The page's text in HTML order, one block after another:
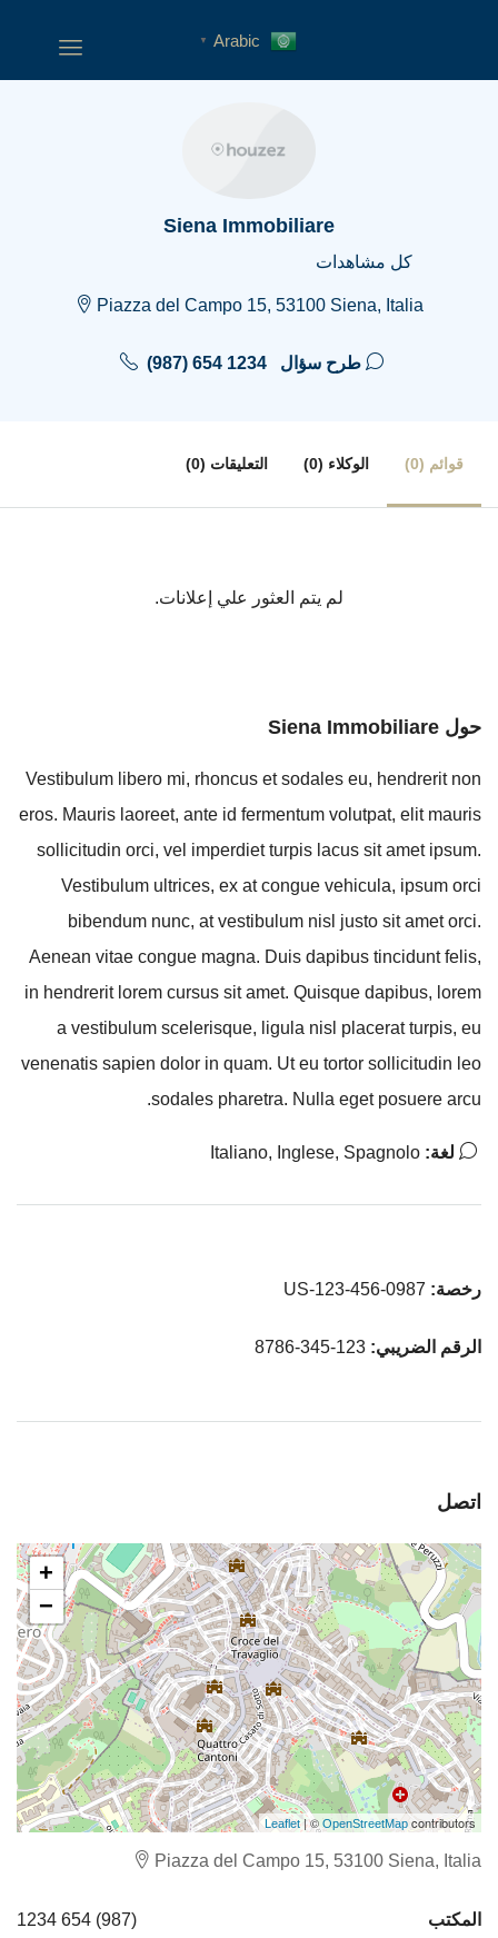
Arabic
▼
Siena Immobiliare
كل مشاهدات
Piazza del Campo 15, 53100 Siena, Italia
طرح سؤال (987) 654 1234
قوائم (0) الوكلاء (0) التعليقات (0)
لم يتم العثور علي إعلانات.
حول Siena Immobiliare
Vestibulum libero mi, rhoncus et sodales eu, hendrerit non
eros. Mauris laoreet, ante id fermentum volutpat, elit mauris
sollicitudin orci, vel imperdiet turpis lacus sit amet ipsum.
Vestibulum ultrices, ex at congue vehicula, ipsum orci
bibendum nunc, at vestibulum nisl justo sit amet orci.
Aenean vitae congue magna. Duis dapibus tincidunt felis,
in hendrerit lorem cursus sit amet. Quisque dapibus, lorem
a vestibulum scelerisque, ligula nisl placerat turpis, eu
venenatis sapien dolor in quam. Ut eu tortor sollicitudin leo
sodales pharetra. Nulla eget posuere arcu.
لغة:
رخصة:
الرقم الضريبي:
اتصل
+
−
Leaflet| © OpenStreetMapcontributors
Piazza del Campo 15, 53100 Siena, Italia
المكتب (987) 654 1234